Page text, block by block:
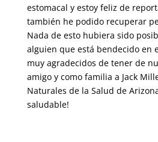
estomacal y estoy feliz de
también he podido recuperar
Nada de esto hubiera sido
alguien que está bendecido en
muy agradecidos de tener de
amigo y como familia a Jack
Naturales de la Salud de
saludable!